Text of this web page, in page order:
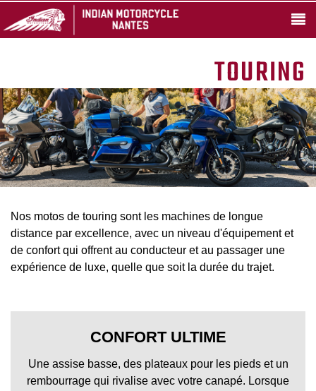
TOURING
Nos motos de touring sont les machines de longue
distance par excellence, avec un niveau d'équipement et
de confort qui offrent au conducteur et au passager une
expérience de luxe, quelle que soit la durée du trajet.
CONFORT ULTIME
Une assise basse, des plateaux pour les pieds et un
rembourrage qui rivalise avec votre canapé. Lorsque